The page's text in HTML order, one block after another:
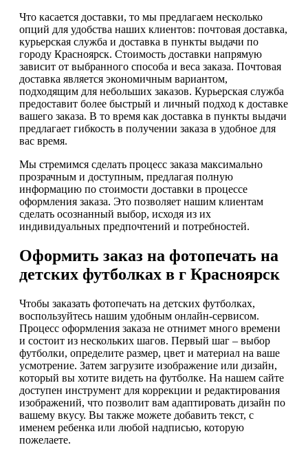
Что касается доставки, то мы предлагаем несколько
опций для удобства наших клиентов: почтовая доставка,
курьерская служба и доставка в пункты выдачи по
городу Красноярск. Стоимость доставки напрямую
зависит от выбранного способа и веса заказа. Почтовая
доставка является экономичным вариантом,
подходящим для небольших заказов. Курьерская служба
предоставит более быстрый и личный подход к доставке
вашего заказа. В то время как доставка в пункты выдачи
предлагает гибкость в получении заказа в удобное для
вас время.
Мы стремимся сделать процесс заказа максимально
прозрачным и доступным, предлагая полную
информацию по стоимости доставки в процессе
оформления заказа. Это позволяет нашим клиентам
сделать осознанный выбор, исходя из их
индивидуальных предпочтений и потребностей.
Оформить заказ на фотопечать на
детских футболках в г Красноярск
Чтобы заказать фотопечать на детских футболках,
воспользуйтесь нашим удобным онлайн-сервисом.
Процесс оформления заказа не отнимет много времени
и состоит из нескольких шагов. Первый шаг – выбор
футболки, определите размер, цвет и материал на ваше
усмотрение. Затем загрузите изображение или дизайн,
который вы хотите видеть на футболке. На нашем сайте
доступен инструмент для коррекции и редактирования
изображений, что позволит вам адаптировать дизайн по
вашему вкусу. Вы также можете добавить текст, с
именем ребенка или любой надписью, которую
пожелаете.